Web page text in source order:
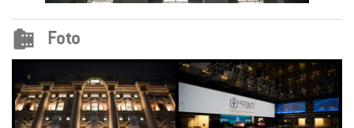
 Foto